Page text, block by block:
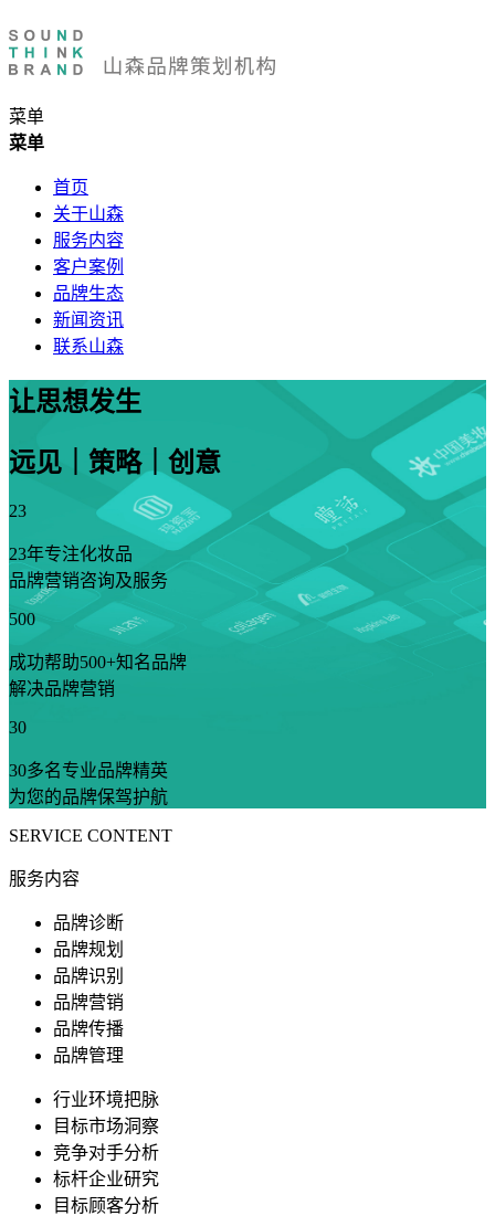
菜单
菜单
首页
关于山森
服务内容
客户案例
品牌生态
新闻资讯
联系山森
让思想发生
远见｜策略｜创意
23
23年专注化妆品
品牌营销咨询及服务
500
成功帮助500+知名品牌
解决品牌营销
30
30多名专业品牌精英
为您的品牌保驾护航
SERVICE CONTENT
服务内容
品牌诊断
品牌规划
品牌识别
品牌营销
品牌传播
品牌管理
行业环境把脉
目标市场洞察
竞争对手分析
标杆企业研究
目标顾客分析